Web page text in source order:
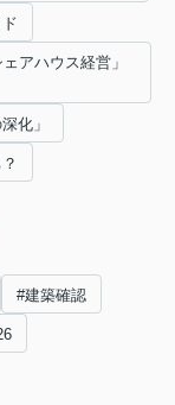
アハウス経営」
化」
#建築確認